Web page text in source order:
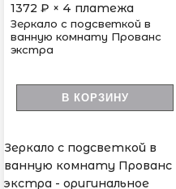
1372 ₽ × 4 платежа
Зеркало с подсветкой в
ванную комнату Прованс
экстра
В КОРЗИНУ
Зеркало с подсветкой в
ванную комнату Прованс
экстра - оригинальное